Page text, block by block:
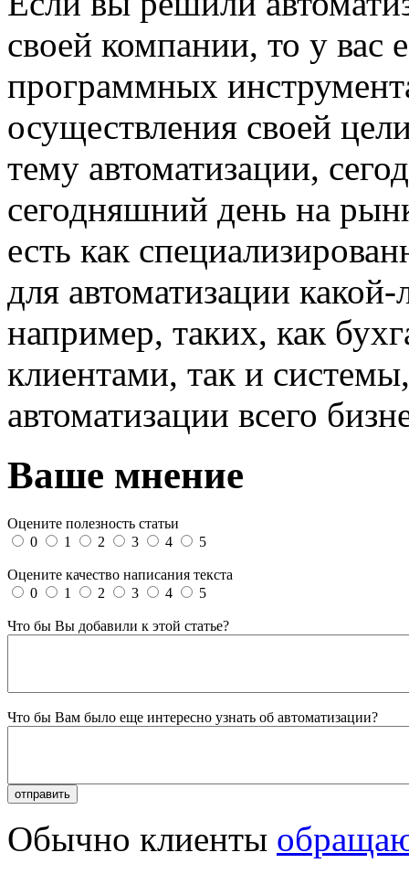
своей компании, то у
программных
осуществления своей
тему автоматизации,
сегодняшний день на
есть как
для автоматизации
например, таких, как
клиентами, так и
автоматизации всего
Ваше мнение
Оцените полезность статьи
0
1 2 3 4 5
Оцените качество написания текста
0
1 2 3 4 5
Что бы Вы добавили к этой статье?
Что бы Вам было еще интересно узнать об автоматизации?
Обычно клиенты